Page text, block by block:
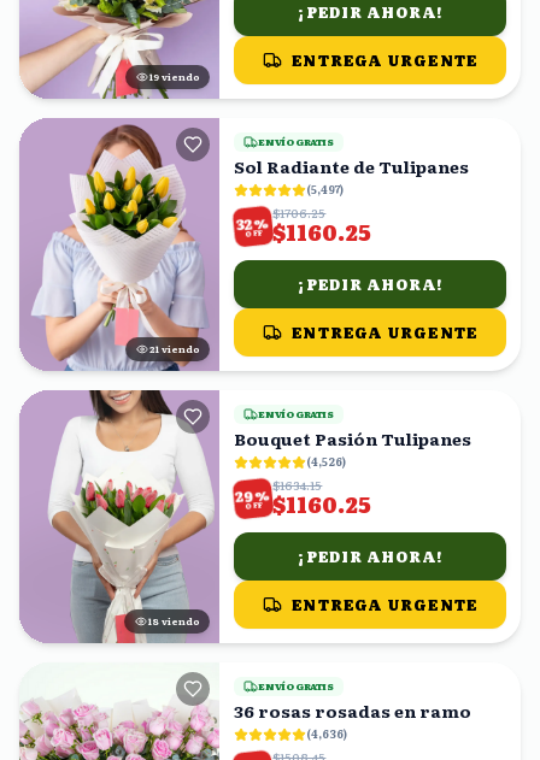
18 viendo
¡PEDIR AHORA!
ENTREGA URGENTE
22 viendo
ENVÍO GRATIS
Sol Radiante de Tulipanes
(5,497)
32%
OFF
$1706.25
$1160.25
¡PEDIR AHORA!
ENTREGA URGENTE
19 viendo
ENVÍO GRATIS
Bouquet Pasión Tulipanes
(4,526)
29%
OFF
$1634.15
$1160.25
¡PEDIR AHORA!
ENTREGA URGENTE
ENVÍO GRATIS
36 rosas rosadas en ramo
(4,636)